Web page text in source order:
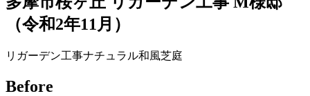
（令和2年11月）
リガーデン工事ナチュラル和風芝庭
Before